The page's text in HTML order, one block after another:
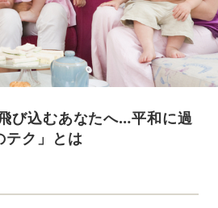
び込むあなたへ…平和に過
テク」とは